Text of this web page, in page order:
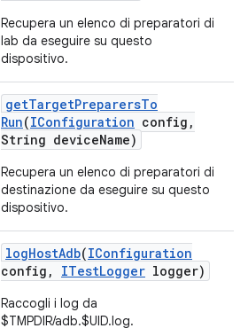
Recupera un elenco di preparatori di
lab da eseguire su questo
dispositivo.
getTargetPreparersTo
Run(IConfiguration config ,
String deviceName)
Recupera un elenco di preparatori di
destinazione da eseguire su questo
dispositivo.
logHostAdb(IConfiguration
config , ITestLogger logger)
Raccogli i log da
$TMPDIR/adb.$UID.log.